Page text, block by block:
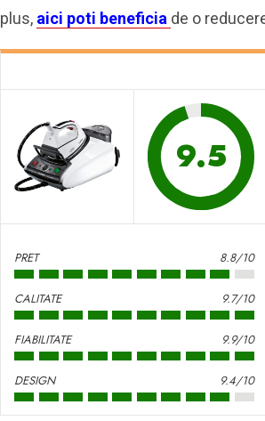
plus, aici poti beneficia de o
9.5
PRET 8.8/10
CALITATE 9.7/10
FIABILITATE 9.9/10
DESIGN 9.4/10